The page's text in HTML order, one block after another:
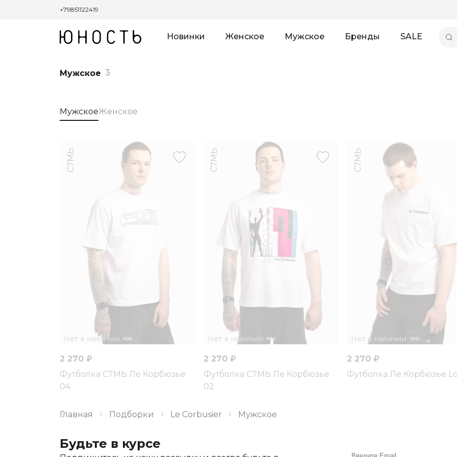
+79851122419
Новинки Женское Мужское Бренды SALE
Мужское 3
МужскоеЖенское
Нет в наличии
С7МЬ
2 270 ₽
Футболка С7МЬ Ле Корбюзье
04
Нет в наличии
С7МЬ
2 270 ₽
Футболка С7МЬ Ле Корбюзье
02
Нет в наличии
С7МЬ
2 270 ₽
Футболка Ле Корбюзье
Главная Подборки Le Corbusier Мужское
Будьте в курсе